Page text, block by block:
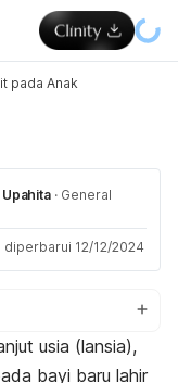
pada Anak
Upahita · General
diperbarui 12/12/2024
usia (lansia),
bayi baru lahir